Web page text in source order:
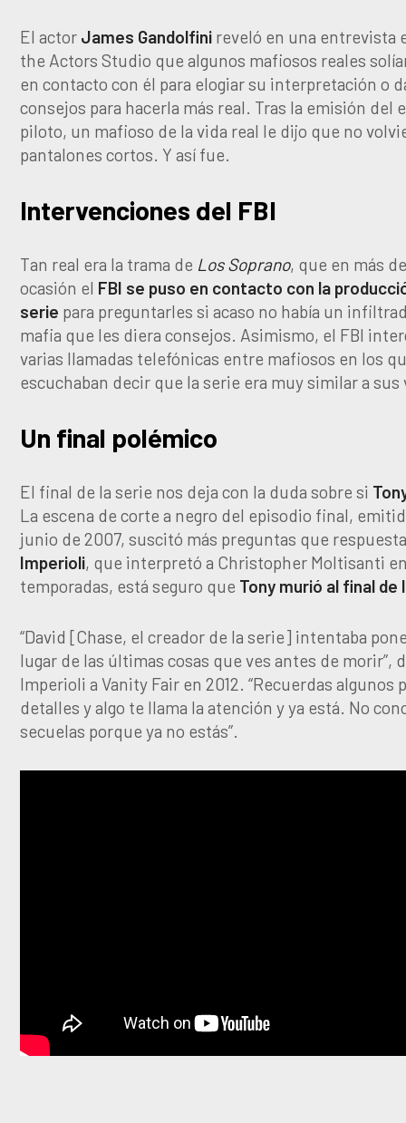
El actor James Gandolfini reveló en una entrevista
the Actors Studio que algunos mafiosos reales
en contacto con él para elogiar su interpretación o
consejos para hacerla más real. Tras la emisión del
piloto, un mafioso de la vida real le dijo que no
pantalones cortos. Y así fue.
Intervenciones del FBI
Tan real era la trama de Los Soprano, que en más
ocasión el FBI se puso en contacto con la
serie para preguntarles si acaso no había un
mafia que les diera consejos. Asimismo, el FBI
varias llamadas telefónicas entre mafiosos en los
escuchaban decir que la serie era muy similar a sus
Un final polémico
El final de la serie nos deja con la duda sobre si
La escena de corte a negro del episodio final,
junio de 2007, suscitó más preguntas que
Imperioli, que interpretó a Christopher Moltisanti
temporadas, está seguro que Tony murió al final de
“David [Chase, el creador de la serie] intentaba
lugar de las últimas cosas que ves antes de morir”,
Imperioli a Vanity Fair en 2012. “Recuerdas algunos
detalles y algo te llama la atención y ya está. No
secuelas porque ya no estás”.